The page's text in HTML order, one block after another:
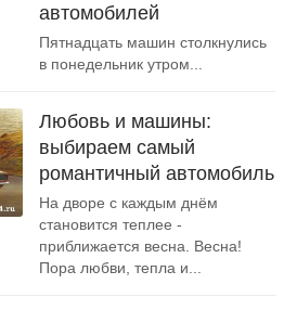
автомобилей
Пятнадцать машин столкнулись
в понедельник утром...
Любовь и машины:
выбираем самый
романтичный автомобиль
На дворе с каждым днём
становится теплее -
приближается весна. Весна!
Пора любви, тепла и...